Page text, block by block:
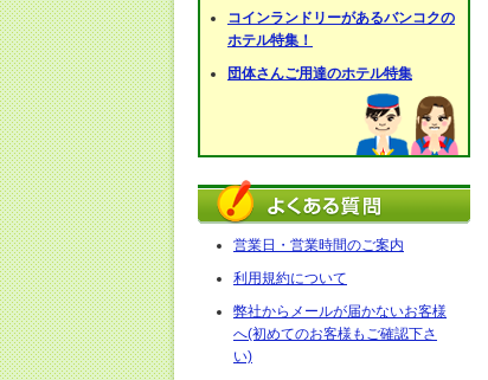
コインランドリーがあるバンコクの
ホテル特集！
団体さんご用達のホテル特集
営業日・営業時間のご案内
利用規約について
弊社からメールが届かないお客様
へ(初めてのお客様もご確認下さ
い)